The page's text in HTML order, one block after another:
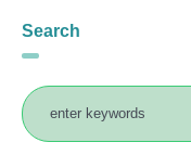
Search